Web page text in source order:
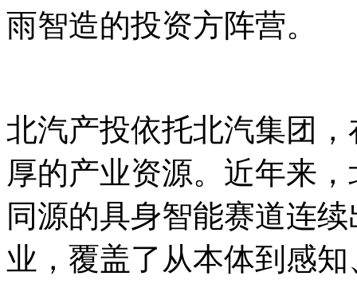
雨智造的投资方阵营。
北汽产投依托北汽集团
厚的产业资源。近年来
同源的具身智能赛道连
业，覆盖了从本体到感